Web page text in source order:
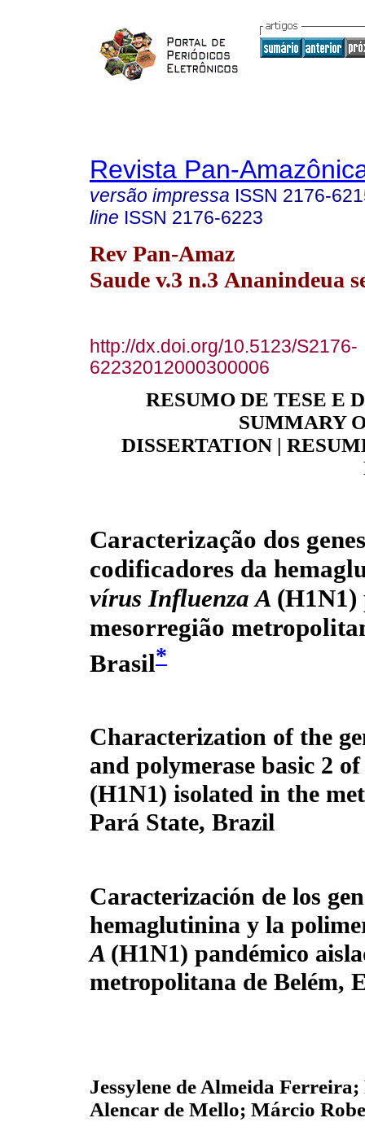
Revista Pan-
versão impressa ISSN 2176-
line ISSN 2176-6223
Rev Pan-Amaz
Saude v.3 n.3 Ananindeua
http://dx.doi.org/10.5123/S2176-
62232012000300006
RESUMO DE TESE E
SUMMARY
DISSERTATION |
Caracterização dos genes
codificadores da
vírus Influenza A (H1N1)
mesorregião
Brasil*
Characterization of the
and polymerase basic 2
(H1N1) isolated in the
Pará State, Brazil
Caracterización de los
hemaglutinina y la
A (H1N1) pandémico
metropolitana de Belém,
Jessylene de Almeida
Alencar de Mello; Márcio